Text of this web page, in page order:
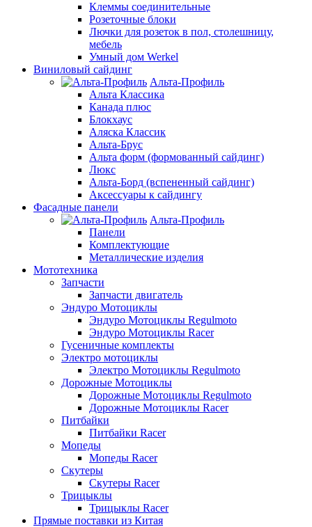
Клеммы соединительные
Розеточные блоки
Лючки для розеток в пол, столешницу,
мебель
Умный дом Werkel
Виниловый сайдинг
Альта-Профиль
Альта Классика
Канада плюс
Блокхаус
Аляска Классик
Альта-Брус
Альта форм (формованный сайдинг)
Люкс
Альта-Борд (вспененный сайдинг)
Аксессуары к сайдингу
Фасадные панели
Альта-Профиль
Панели
Комплектующие
Металлические изделия
Мототехника
Запчасти
Запчасти двигатель
Эндуро Мотоциклы
Эндуро Мотоциклы Regulmoto
Эндуро Мотоциклы Racer
Гусеничные комплекты
Электро мотоциклы
Электро Мотоциклы Regulmoto
Дорожные Мотоциклы
Дорожные Мотоциклы Regulmoto
Дорожные Мотоциклы Racer
Питбайки
Питбайки Racer
Мопеды
Мопеды Racer
Скутеры
Скутеры Racer
Трицыклы
Трицыклы Racer
Прямые поставки из Китая